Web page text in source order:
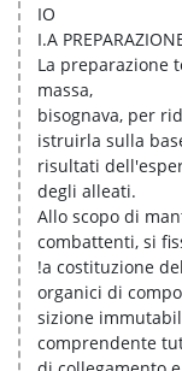
IO
I.A
La preparazione
massa,
bisognava, per
istruirla sulla
risultati
degli alleati.
Allo scopo di
combattenti, si
!a costituzione
organici di
sizione
comprendente